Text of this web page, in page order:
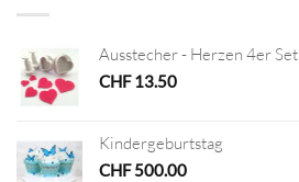
Ausstecher - Herzen 4er Set
CHF13.50
Kindergeburtstag
CHF500.00